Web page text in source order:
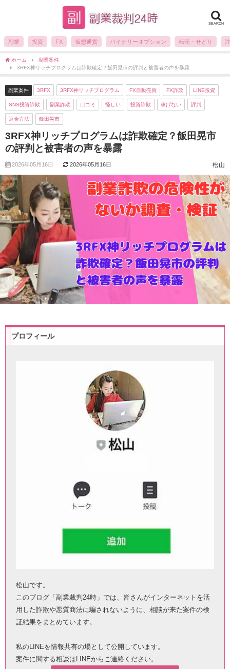
SEARCH
副業 投資 FX 仮想通貨 バイナリーオプション 転売・せどり
ホーム
副業案件
3RFX神リッチプログラムは詐欺確定？飯田晃市の評判と被害者の声を暴露
副業案件 3RFX 3RFX神リッチプログラム FX自動売買 FX詐欺 LINE投資
SNS投資詐欺 副業詐欺 口コミ 怪しい 投資詐欺 稼げない 評判
返金方法 飯田晃市
3RFX神リッチプログラムは詐欺確定？飯田晃市
の評判と被害者の声を暴露
2026年05月16日 2026年05月16日 松山
プロフィール
松山です。
このブログ「副業裁判24時」では、皆さんがインターネットを活
用した詐欺や悪質商法に騙されないように、相談が来た案件の検
証結果をまとめています。
私のLINEを情報共有の場として公開しています。
案件に関する相談はLINEからご連絡ください。